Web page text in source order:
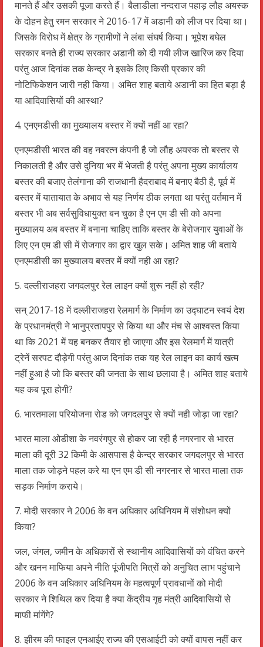
मानते हैं और उसकी पूजा करते हैं। बैलाडीला नन्दराज पहाड़ लौह अयस्क
के दोहन हेतु रमन सरकार ने 2016-17 में अडानी को लीज पर दिया था।
जिसके विरोध में क्षेत्र के ग्रामीणों ने लंबा संघर्ष किया। भूपेश बघेल
सरकार बनते ही राज्य सरकार अडानी को दी गयी लीज खारिज कर दिया
परंतु आज दिनांक तक केन्द्र ने इसके लिए किसी प्रकार की
नोटिफिकेशन जारी नही किया। अमित शाह बताये अडानी का हित बड़ा है
या आदिवासियों की आस्था?
4. एनएमडीसी का मुख्यालय बस्तर में क्यों नहीं आ रहा?
एनएमडीसी भारत की वह नवरत्न कंपनी है जो लौह अयस्क तो बस्तर से
निकालती है और उसे दुनिया भर में भेजती है परंतु अपना मुख्य कार्यालय
बस्तर की बजाए तेलंगाना की राजधानी हैदराबाद में बनाए बैठी है, पूर्व में
बस्तर में यातायात के अभाव से यह निर्णय ठीक लगता था परंतु वर्तमान में
बस्तर भी अब सर्वसुविधायुक्त बन चुका है एन एम डी सी को अपना
मुख्यालय अब बस्तर में बनाना चाहिए ताकि बस्तर के बेरोजगार युवाओं के
लिए एन एम डी सी में रोजगार का द्वार खुल सके। अमित शाह जी बताये
एनएमडीसी का मुख्यालय बस्तर में क्यों नही आ रहा?
5. दल्लीराजहरा जगदलपुर रेल लाइन क्यों शुरू नहीं हो रही?
सन् 2017-18 में दल्लीराजहरा रेलमार्ग के निर्माण का उद्घाटन स्वयं देश
के प्रधानमंत्री ने भानुप्रतापपुर से किया था और मंच से आश्वस्त किया
था कि 2021 में यह बनकर तैयार हो जाएगा और इस रेलमार्ग में यात्री
ट्रेनें सरपट दौड़ेगी परंतु आज दिनांक तक यह रेल लाइन का कार्य खत्म
नहीं हुआ है जो कि बस्तर की जनता के साथ छलावा है। अमित शाह बताये
यह कब पूरा होगी?
6. भारतमाला परियोजना रोड को जगदलपुर से क्यों नही जोड़ा जा रहा?
भारत माला ओडीशा के नवरंगपुर से होकर जा रही है नगरनार से भारत
माला की दूरी 32 किमी के आसपास है केन्द्र सरकार जगदलपुर से भारत
माला तक जोड़ने पहल करे या एन एम डी सी नगरनार से भारत माला तक
सड़क निर्माण कराये।
7. मोदी सरकार ने 2006 के वन अधिकार अधिनियम में संशोधन क्यों
किया?
जल, जंगल, जमीन के अधिकारों से स्थानीय आदिवासियों को वंचित करने
और खनन माफिया अपने नीति पूंजीपति मित्रों को अनुचित लाभ पहुंचाने
2006 के वन अधिकार अधिनियम के महत्वपूर्ण प्रावधानों को मोदी
सरकार ने शिथिल कर दिया है क्या केंद्रीय गृह मंत्री आदिवासियों से
माफी मांगेंगे?
8. झीरम की फाइल एनआईए राज्य की एसआईटी को क्यों वापस नहीं कर